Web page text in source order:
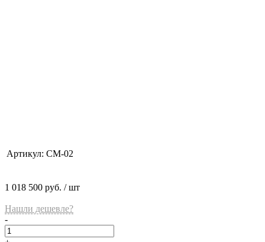
Артикул: CM-02
1 018 500 руб. / шт
Нашли дешевле?
-